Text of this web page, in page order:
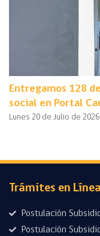
Entregamos 128
social en Portal
Lunes 20 de Julio de 2026
Trámites en Línea
Postulación
Postulación